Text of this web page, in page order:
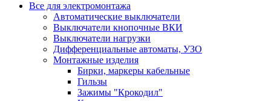
Все для электромонтажа
Автоматические выключатели
Выключатели кнопочные ВКИ
Выключатели нагрузки
Дифференциальные автоматы, УЗО
Монтажные изделия
Бирки, маркеры кабельные
Гильзы
Зажимы "Крокодил"